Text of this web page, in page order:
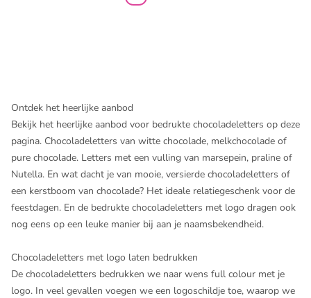
Ontdek het heerlijke aanbod
Bekijk het heerlijke aanbod voor bedrukte chocoladeletters op deze
pagina. Chocoladeletters van witte chocolade, melkchocolade of
pure chocolade. Letters met een vulling van marsepein, praline of
Nutella. En wat dacht je van mooie, versierde chocoladeletters of
een kerstboom van chocolade? Het ideale relatiegeschenk voor de
feestdagen. En de bedrukte chocoladeletters met logo dragen ook
nog eens op een leuke manier bij aan je naamsbekendheid.
Chocoladeletters met logo laten bedrukken
De chocoladeletters bedrukken we naar wens full colour met je
logo. In veel gevallen voegen we een logoschildje toe, waarop we